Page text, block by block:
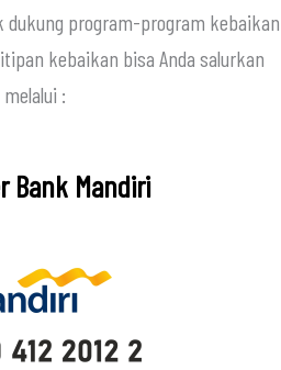
dukung program-program kebaikan
kebaikan bisa Anda salurkan
melalui :
Bank Mandiri